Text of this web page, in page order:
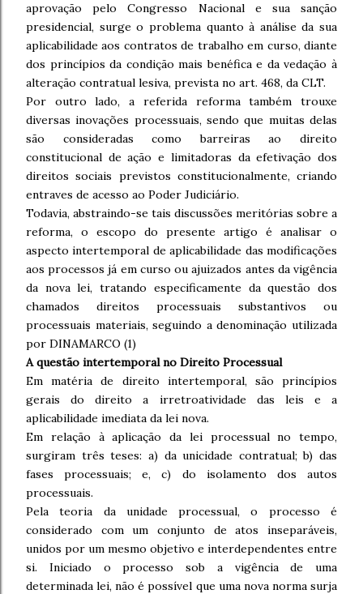
aprovação pelo Congresso Nacional e sua sanção
presidencial, surge o problema quanto à análise da sua
aplicabilidade aos contratos de trabalho em curso, diante
dos princípios da condição mais benéfica e da vedação à
alteração contratual lesiva, prevista no art. 468, da CLT.
Por outro lado, a referida reforma também trouxe
diversas inovações processuais, sendo que muitas delas
são consideradas como barreiras ao direito
constitucional de ação e limitadoras da efetivação dos
direitos sociais previstos constitucionalmente, criando
entraves de acesso ao Poder Judiciário.
Todavia, abstraindo-se tais discussões meritórias sobre a
reforma, o escopo do presente artigo é analisar o
aspecto intertemporal de aplicabilidade das modificações
aos processos já em curso ou ajuizados antes da vigência
da nova lei, tratando especificamente da questão dos
chamados direitos processuais substantivos ou
processuais materiais, seguindo a denominação utilizada
por DINAMARCO (1)
A questão intertemporal no Direito Processual
Em matéria de direito intertemporal, são princípios
gerais do direito a irretroatividade das leis e a
aplicabilidade imediata da lei nova.
Em relação à aplicação da lei processual no tempo,
surgiram três teses: a) da unicidade contratual; b) das
fases processuais; e, c) do isolamento dos autos
processuais.
Pela teoria da unidade processual, o processo é
considerado com um conjunto de atos inseparáveis,
unidos por um mesmo objetivo e interdependentes entre
si. Iniciado o processo sob a vigência de uma
determinada lei, não é possível que uma nova norma surja